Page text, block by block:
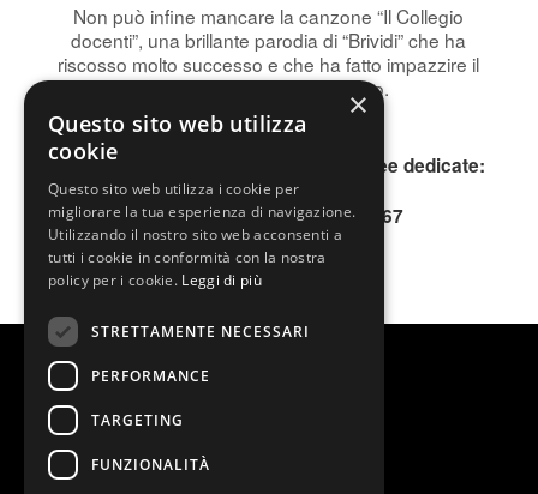
Non può infine mancare la canzone “Il Collegio
docenti”, una brillante parodia di “Brividi” che ha
riscosso molto successo e che ha fatto impazzire il
pubblico sui social e a teatro.
Per informazioni, contattare le due linee dedicate:
INFOLINE 0200640802
SMS o WhatsApp 345.3677167
×
Questo sito web utilizza
cookie
Questo sito web utilizza i cookie per
migliorare la tua esperienza di navigazione.
Utilizzando il nostro sito web acconsenti a
tutti i cookie in conformità con la nostra
policy per i cookie. Leggi di più
STRETTAMENTE NECESSARI
PERFORMANCE
TARGETING
FUNZIONALITÀ